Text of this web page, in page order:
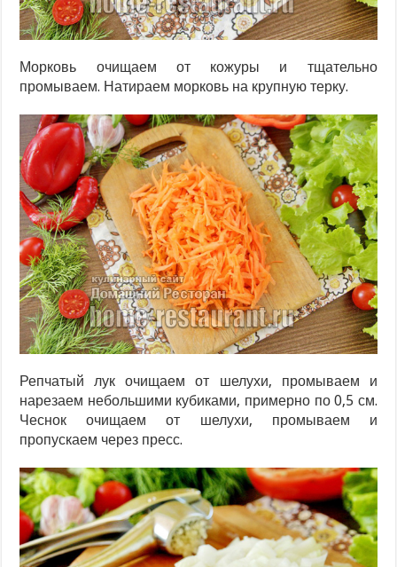
Морковь очищаем от кожуры и тщательно
промываем. Натираем морковь на крупную терку.
Репчатый лук очищаем от шелухи, промываем и
нарезаем небольшими кубиками, примерно по 0,5 см.
Чеснок очищаем от шелухи, промываем и
пропускаем через пресс.